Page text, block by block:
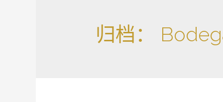
归档：